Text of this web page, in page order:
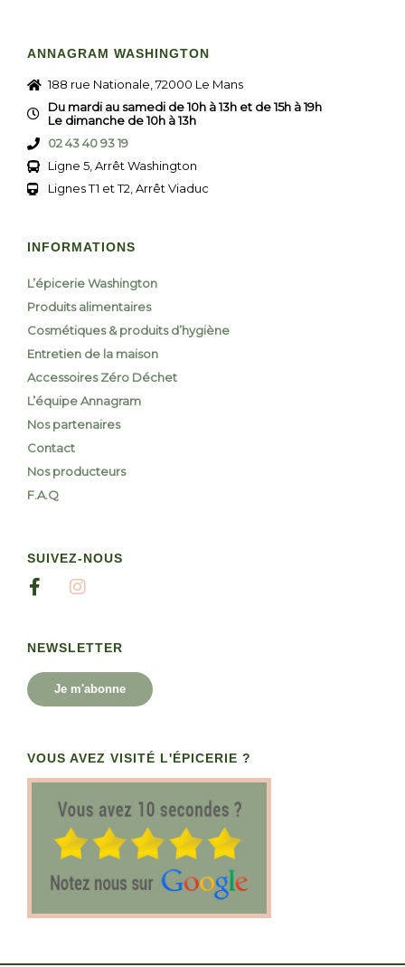
ANNAGRAM WASHINGTON
188 rue Nationale, 72000 Le Mans
Du mardi au samedi de 10h à 13h et de 15h à 19h
Le dimanche de 10h à 13h
02 43 40 93 19
Ligne 5, Arrêt Washington
Lignes T1 et T2, Arrêt Viaduc
INFORMATIONS
L’épicerie Washington
Produits alimentaires
Cosmétiques & produits d’hygiène
Entretien de la maison
Accessoires Zéro Déchet
L’équipe Annagram
Nos partenaires
Contact
Nos producteurs
F.A.Q
SUIVEZ-NOUS
NEWSLETTER
Je m'abonne
VOUS AVEZ VISITÉ L'ÉPICERIE ?